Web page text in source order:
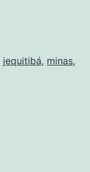
de
jequitibá, minas,